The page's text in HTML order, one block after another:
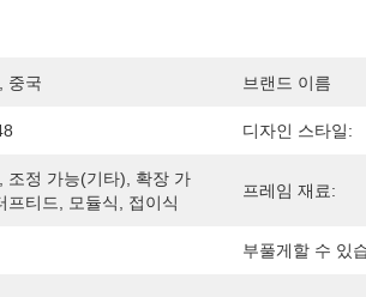
중국 브랜드 이름
디자인 스타일:
조정 가능(기타), 확장 가
프티드, 모듈식, 접이식
프레임 재료:
부풀게할 수 있